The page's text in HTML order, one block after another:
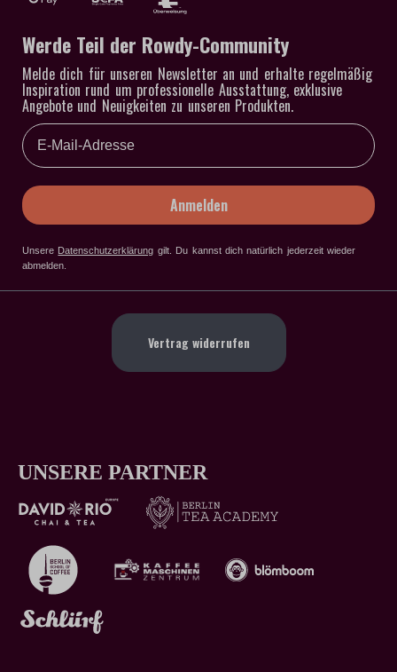
Werde Teil der Rowdy-Community
Melde dich für unseren Newsletter an und erhalte regelmäßig
Inspiration rund um professionelle Ausstattung, exklusive
Angebote und Neuigkeiten zu unseren Produkten.
Email
Anmelden
Unsere Datenschutzerklärung gilt. Du kannst dich natürlich jederzeit wieder
abmelden.
Vertrag widerrufen
UNSERE PARTNER